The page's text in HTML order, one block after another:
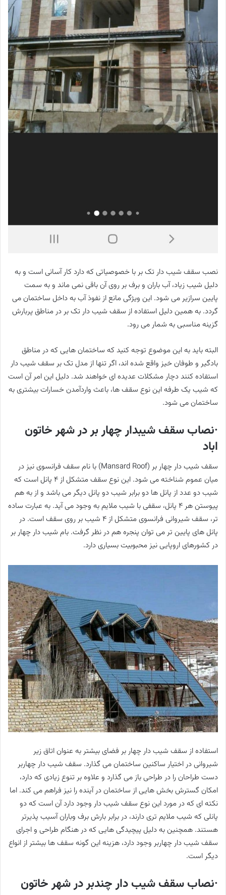
نصب سقف شیب دار تک بر با خصوصیاتی که دارد کار آسانی است و به
دلیل شیب زیاد، آب باران و برف بر روی آن باقی نمی ماند و به سمت
پایین سرازیر می شود. این ویژگی مانع از نفوذ آب به داخل ساختمان می
گردد. به همین دلیل استفاده از سقف شیب دار تک بر در مناطق پربارش
گزینه مناسبی به شمار می رود.
البته باید به این موضوع توجه کنید که ساختمان هایی که در مناطق
بادگیر و طوفان خیز واقع شده اند، اگر تنها از مدل تک بر سقف شیب دار
استفاده کنند دچار مشکلات عدیده ای خواهند شد. دلیل این امر آن است
که شیب یک طرفه این نوع سقف ها، باعث واردآمدن خسارات بیشتری به
ساختمان می شود.
·نصاب سقف شیبدار چهار بر در شهر خاتون
اباد
سقف شیب دار چهار بر (Mansard Roof) با نام سقف فرانسوی نیز در
میان عموم شناخته می شود. این نوع سقف متشکل از ٤ پانل است که
شیب دو عدد از پانل ها دو برابر شیب دو پانل دیگر می باشد و از به هم
پیوستن هر 4 پانل، سقفی با شیب ملایم به وجود می آید. به عبارت ساده
تر، سقف شیروانی فرانسوی متشکل از 4 شیب بر روی سقف است. در
پانل های پایین تر می توان پنجره هم در نظر گرفت. بام شیب دار چهار بر
در کشورهای اروپایی نیز محبوبیت بسیاری دارد.
استفاده از سقف شیب دار چهار بر فضای بیشتر به عنوان اتاق زیر
شیروانی در اختیار ساکنین ساختمان می گذارد. سقف شیب دار چهاربر
دست طراحان را در طراحی باز می گذارد و علاوه بر تنوع زیادی که دارد،
امکان گسترش بخش هایی از ساختمان در آینده را نیز فراهم می کند. اما
نکته ای که در مورد این نوع سقف شیب دار وجود دارد آن است که دو
پانلی که شیب ملایم تری دارند، در برابر بارش برف وباران آسیب پذیرتر
هستند. همچنین به دلیل پیچیدگی هایی که در هنگام طراحی و اجرای
سقف شیب دار چهاربر وجود دارد، هزینه این گونه سقف ها بیشتر از انواع
دیگر است.
·نصاب سقف شیب دار چندبر در شهر خاتون